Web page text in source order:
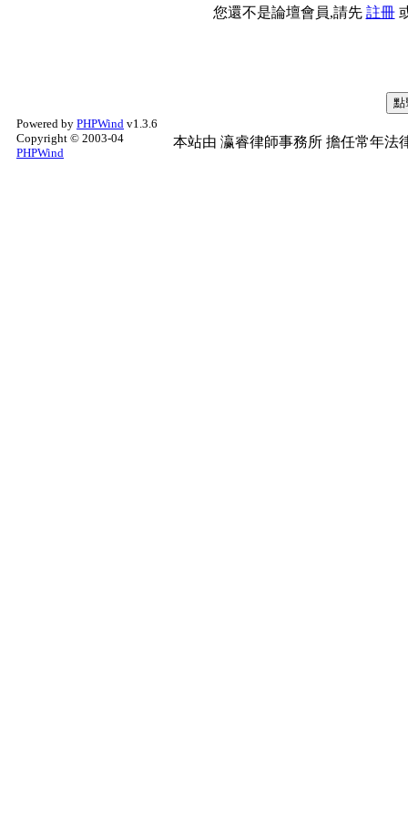
您還不是論壇會員,請先 註冊
Powered by PHPWind v1.3.6
Copyright © 2003-04
PHPWind
本站由 瀛睿律師事務所 擔任常年法